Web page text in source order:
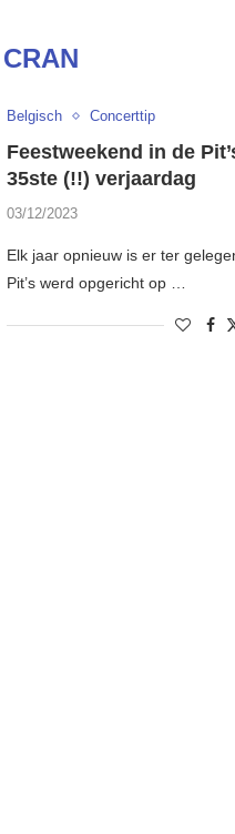
CRAN
Belgisch Concerttip
Feestweekend in de
35ste (!!) verjaardag
03/12/2023
Elk jaar opnieuw is er ter
Pit’s werd opgericht op …